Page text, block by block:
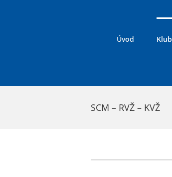
Úvod Klub
SCM – RVŽ – KVŽ